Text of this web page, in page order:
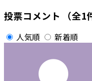
投票コメント （全1
人気順 新着順